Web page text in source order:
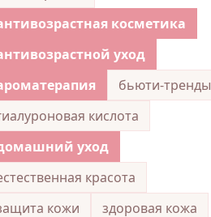
косметика
уход
бьюти-тренды
кислота
уход
красота
кожи
здоровая кожа